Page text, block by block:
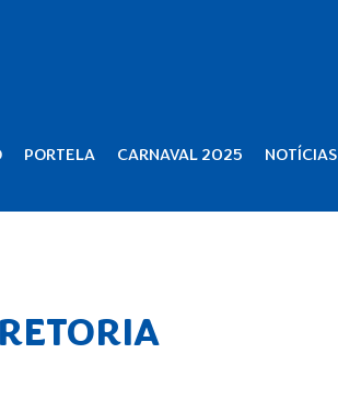
PORTELA CARNAVAL 2025 NOTÍCIAS